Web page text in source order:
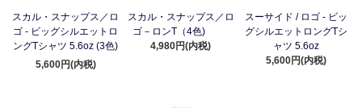
スカル・スナップス／ロ
ゴ - ビッグシルエットロ
ングTシャツ 5.6oz (3色)
5,600円(内税)
スカル・スナップス／ロ
ゴ－ロンT（4色)
4,980円(内税)
スーサイド / ロゴ - ビッ
グシルエットロングTシ
ャツ 5.6oz
5,600円(内税)